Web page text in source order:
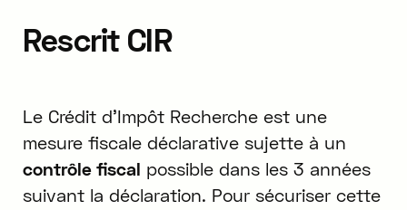
Rescrit CIR
Le Crédit d'Impôt Recherche est une
mesure fiscale déclarative sujette à un
contrôle fiscal possible dans les 3 années
suivant la déclaration. Pour sécuriser cette